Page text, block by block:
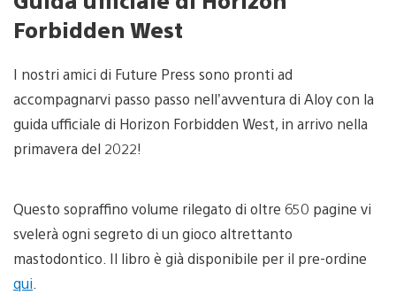
Forbidden West
I nostri amici di Future Press sono pronti ad
accompagnarvi passo passo nell’avventura di Aloy con la
guida ufficiale di Horizon Forbidden West, in arrivo nella
primavera del 2022!
Questo sopraffino volume rilegato di oltre 650 pagine vi
svelerà ogni segreto di un gioco altrettanto
mastodontico. Il libro è già disponibile per il pre-ordine
qui.